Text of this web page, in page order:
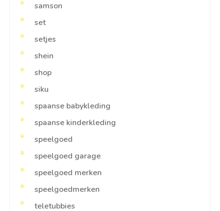
samson
set
setjes
shein
shop
siku
spaanse babykleding
spaanse kinderkleding
speelgoed
speelgoed garage
speelgoed merken
speelgoedmerken
teletubbies